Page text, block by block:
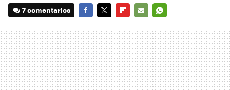
7 comentarios
MAIL